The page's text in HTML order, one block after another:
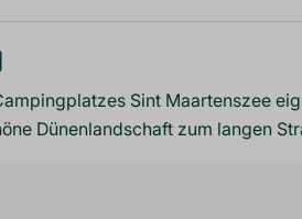
Sint Maartenszee
Dünenlandschaft zum langen